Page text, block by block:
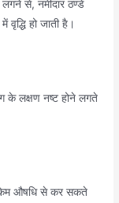
से, नमीदार ठण्डे
हो जाती है।
के लक्षण नष्ट होने लगते
औषधि से कर सकते